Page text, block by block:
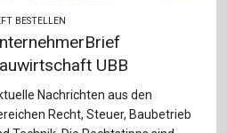
Studentenförderung
BESTELLEN
UBB
Nachrichten aus den
Recht, Steuer, Baubetrieb